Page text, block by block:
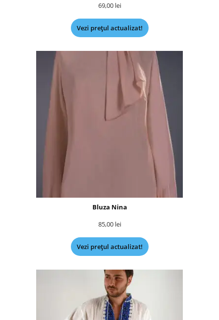
69,00 lei
Vezi prețul actualizat!
Bluza Nina
85,00 lei
Vezi prețul actualizat!